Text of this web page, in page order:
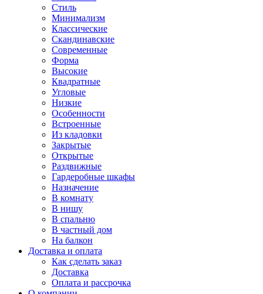
Стиль
Минимализм
Классические
Скандинавские
Современные
Форма
Высокие
Квадратные
Угловые
Низкие
Особенности
Встроенные
Из кладовки
Закрытые
Открытые
Раздвижные
Гардеробные шкафы
Назначение
В комнату
В нишу
В спальню
В частный дом
На балкон
Доставка и оплата
Как сделать заказ
Доставка
Оплата и рассрочка